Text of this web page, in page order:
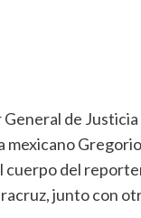
de
cuerpo del
junto con